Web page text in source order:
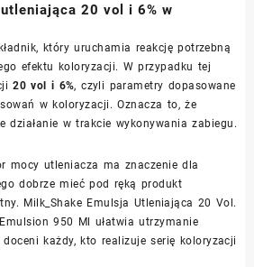
20 vol i 6% w
który uruchamia reakcję potrzebną
efektu koloryzacji. W przypadku tej
20 vol i 6%, czyli parametry dopasowane
w koloryzacji. Oznacza to, że
działanie w trakcie wykonywania zabiegu.
mocy utleniacza ma znaczenie dla
dobrze mieć pod ręką produkt
Milk_Shake Emulsja Utleniająca 20 Vol.
950 Ml ułatwia utrzymanie
każdy, kto realizuje serię koloryzacji